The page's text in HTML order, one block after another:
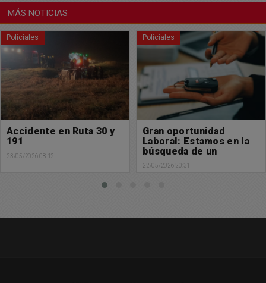
MÁS NOTICIAS
Policiales
Gran oportunidad
Laboral: Estamos en la
búsqueda de un
vendedor/a
Sociedad
Se extravió billetera
con documentación a
nombre de Isidro Cayo
22/05/2026 18:47